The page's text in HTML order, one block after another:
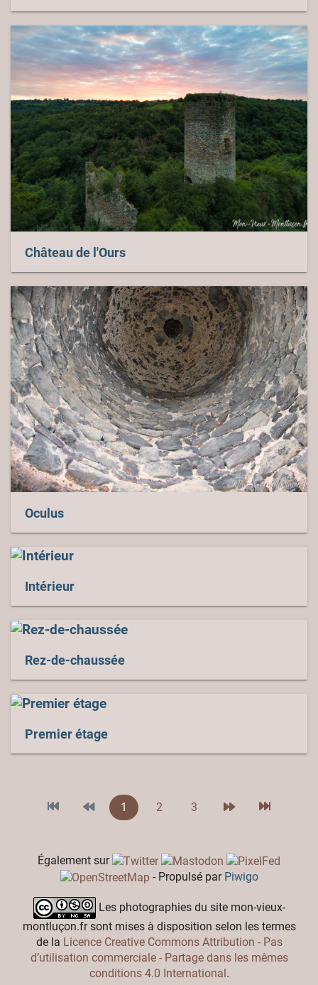
Château de l'Ours
Oculus
Intérieur
Rez-de-chaussée
Premier étage
1 2 3
Également sur
- Propulsé par Piwigo
Les photographies du site mon-vieux-
montluçon.fr sont mises à disposition selon les termes
de la Licence Creative Commons Attribution - Pas
d’utilisation commerciale - Partage dans les mêmes
conditions 4.0 International.